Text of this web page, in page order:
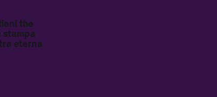
the
stampa
eterna